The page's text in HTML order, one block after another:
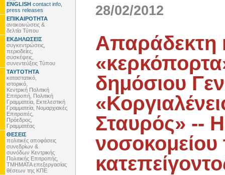
ENGLISH contact info,
press releases
ΕΠΙΚΑΙΡΟΤΗΤΑ
ανακοινώσεις &
δελτία Τύπου
ΕΚΔΗΛΩΣΕΙΣ
συγκεντρώσεις,
περιοδείες,
συσκέψεις,
συνεντεύξεις Τύπου
ΤΑΥΤΟΤΗΤΑ
καταστατικό,
ιστορικό,
Κεντρική Πολιτική
Επιτροπή, Πολιτική
Γραμματεία, Εκτελεστική
Γραμματεία, Νομαρχιακές
Επιτροπές,
Πρόεδρος,
Γραμματέας
ΘΕΣΕΙΣ
πολιτικές αποφάσεις
συνεδρίων &
συνόδων Κεντρικής
Πολιτικής Επιτροπής,
ΤΜΗΜΑΤΑ επεξεργασίας
θέσεων της ΚΠΕ
28/02/2012
Απαράδεκτη
δημόσιου
Σταυρός» --